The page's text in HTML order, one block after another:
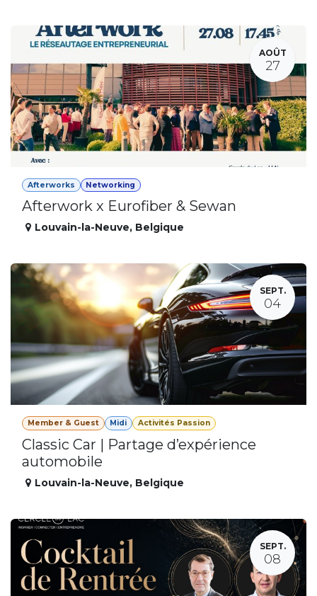
AOÛT
27
Afterworks Networking
Afterwork x Eurofiber & Sewan
Louvain-la-Neuve, Belgique
SEPT.
04
Member & Guest Midi Activités Passion
Classic Car | Partage d’expérience
automobile
Louvain-la-Neuve, Belgique
SEPT.
08